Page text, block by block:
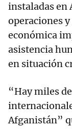
instaladas en
operaciones
económica
asistencia
en situación
“Hay miles
Afganistán”